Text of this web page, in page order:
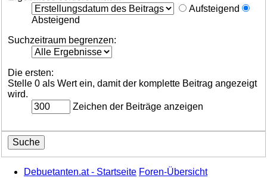
Aufsteigend
Absteigend
Suchzeitraum begrenzen:
Die ersten:
Stelle 0 als Wert ein, damit der komplette Beitrag angezeigt
wird.
Zeichen der Beiträge anzeigen
Debuetanten.at - Startseite Foren-Übersicht